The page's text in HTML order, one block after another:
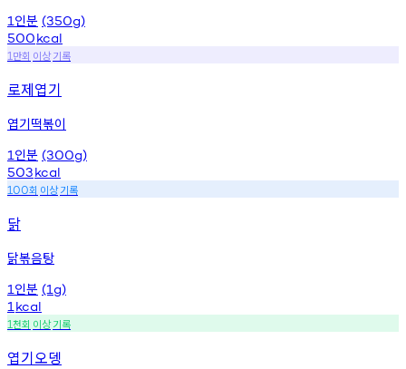
1 인분 (350g)
500kcal
1 만회 이상기록
로제엽기
엽기떡볶이
1 인분 (300g)
503kcal
100회 이상기록
닭
닭볶음탕
1 인분 (1g)
1 kcal
1천회 이상기록
엽기오뎅